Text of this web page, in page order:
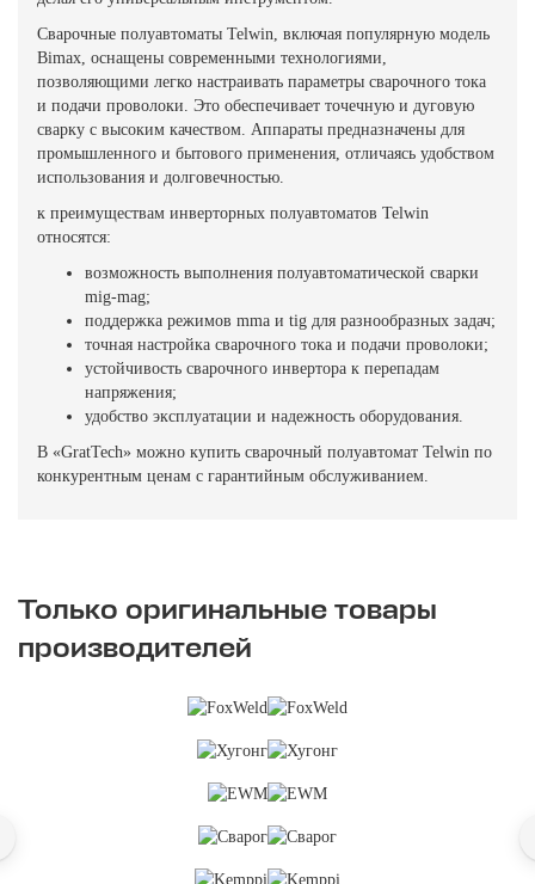
Сварочные полуавтоматы Telwin, включая популярную модель
Bimax, оснащены современными технологиями,
позволяющими легко настраивать параметры сварочного тока
и подачи проволоки. Это обеспечивает точечную и дуговую
сварку с высоким качеством. Аппараты предназначены для
промышленного и бытового применения, отличаясь удобством
использования и долговечностью.
к преимуществам инверторных полуавтоматов Telwin
относятся:
возможность выполнения полуавтоматической сварки
mig-mag;
поддержка режимов mma и tig для разнообразных задач;
точная настройка сварочного тока и подачи проволоки;
устойчивость сварочного инвертора к перепадам
напряжения;
удобство эксплуатации и надежность оборудования.
В «GratTech» можно купить сварочный полуавтомат Telwin по
конкурентным ценам с гарантийным обслуживанием.
Только оригинальные товары
производителей